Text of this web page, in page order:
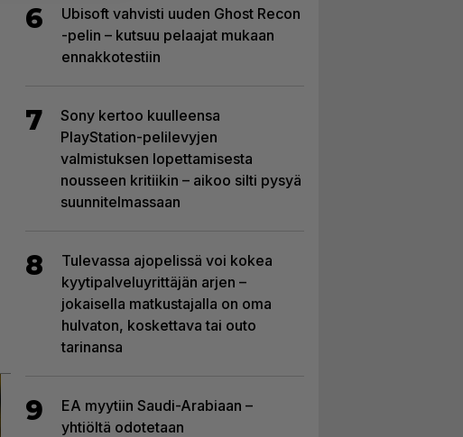
6
Ubisoft vahvisti uuden Ghost Recon
-pelin – kutsuu pelaajat mukaan
ennakkotestiin
7
Sony kertoo kuulleensa
PlayStation-pelilevyjen
valmistuksen lopettamisesta
nousseen kritiikin – aikoo silti pysyä
suunnitelmassaan
8
Tulevassa ajopelissä voi kokea
kyytipalveluyrittäjän arjen –
jokaisella matkustajalla on oma
hulvaton, koskettava tai outo
tarinansa
9
EA myytiin Saudi-Arabiaan –
yhtiöltä odotetaan